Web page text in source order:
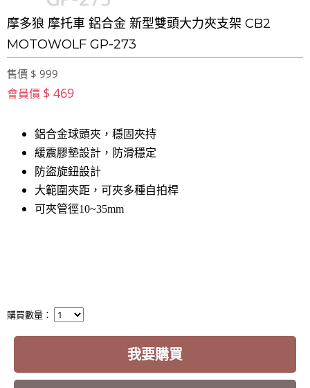
摩多狼 摩托車 鋁合金 新型雙頭大力夾支架 CB2
MOTOWOLF GP-273
售價 $ 999
會員價 $ 469
鋁合金球頭夾，穩固夾持
緩震膠墊設計，防滑穩定
防盜旋鈕設計
大範圍夾距，可夾多種自拍桿
可夾管徑10~35mm
購買數量：
我要購買